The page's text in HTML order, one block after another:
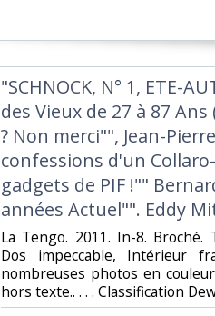
‎"SCHNOCK, N° 1, ETE-
des Vieux de 27 à 87
? Non merci"", Jean-
confessions d'un
gadgets de PIF !""
années Actuel"". Eddy
‎La Tengo. 2011. In-8.
Dos impeccable, Intérieur
nombreuses photos en
hors texte.. . . . Classification